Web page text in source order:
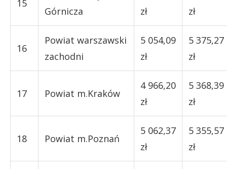
15
Górnicza
zł
zł
16
Powiat warszawski
zachodni
5 054,09
zł
5 375,27
zł
17 Powiat m.Kraków
4 966,20
zł
5 368,39
zł
18 Powiat m.Poznań
5 062,37
zł
5 355,57
zł